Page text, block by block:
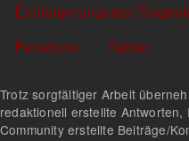
Einbürgerungstest
Facebook
Twitter
Trotz sorgfältiger Arbeit
redaktionell erstellte
Community erstellte Beiträge/